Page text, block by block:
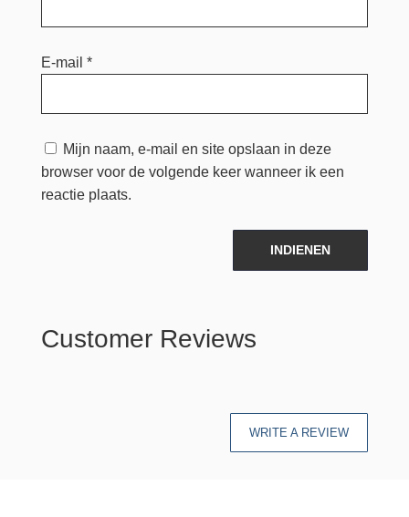
E-mail *
Mijn naam, e-mail en site opslaan in deze
browser voor de volgende keer wanneer ik een
reactie plaats.
INDIENEN
Customer Reviews
WRITE A REVIEW